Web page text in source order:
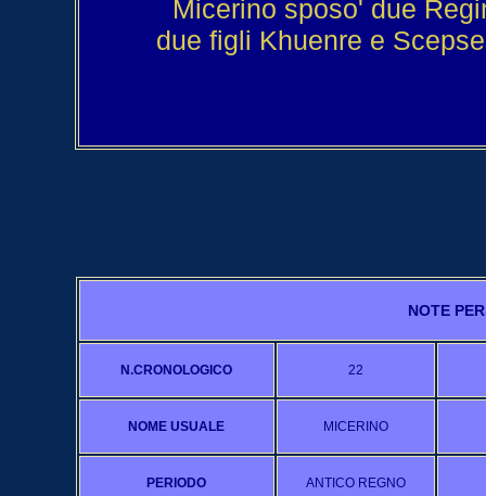
Micerino sposo' due
due figli Khuenre e
NOTE
N.CRONOLOGICO 22
NOME USUALE MICERINO
PERIODO ANTICO REGNO